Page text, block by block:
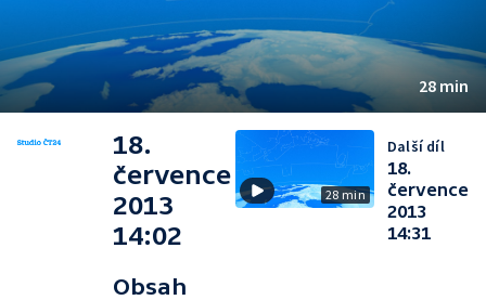
28 min
18.
července
2013
14:02
Obsah
28 min
Další díl
18.
července
2013
14:31